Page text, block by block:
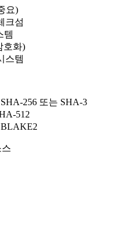
요)
크섬
템
호화)
스템
256 또는 SHA-3
512